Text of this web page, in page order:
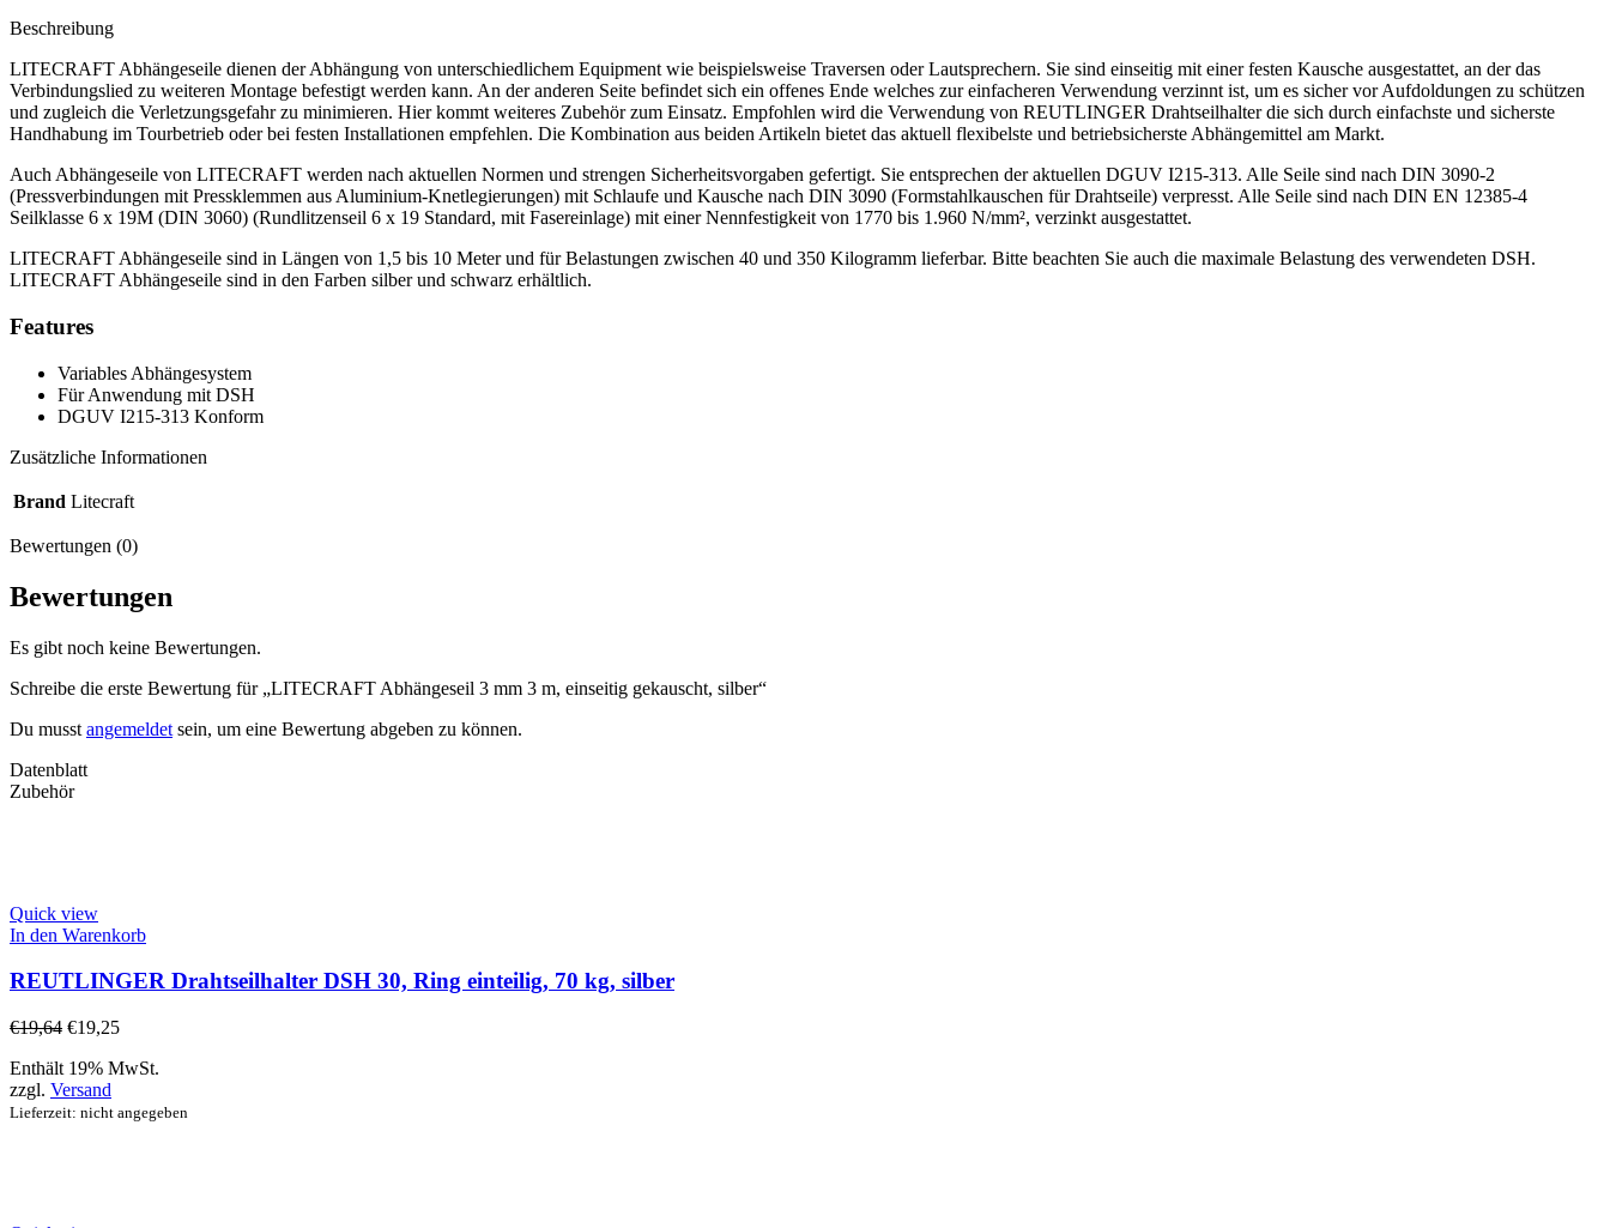
Beschreibung
LITECRAFT Abhängeseile dienen der Abhängung von unterschiedlichem Equipment wie beispielsweise Traversen oder Lautsprechern. Sie sind einseitig mit einer festen Kausche ausgestattet, an der das
Verbindungslied zu weiteren Montage befestigt werden kann. An der anderen Seite befindet sich ein offenes Ende welches zur einfacheren Verwendung verzinnt ist, um es sicher vor Aufdoldungen zu schützen
und zugleich die Verletzungsgefahr zu minimieren. Hier kommt weiteres Zubehör zum Einsatz. Empfohlen wird die Verwendung von REUTLINGER Drahtseilhalter die sich durch einfachste und sicherste
Handhabung im Tourbetrieb oder bei festen Installationen empfehlen. Die Kombination aus beiden Artikeln bietet das aktuell flexibelste und betriebsicherste Abhängemittel am Markt.
Auch Abhängeseile von LITECRAFT werden nach aktuellen Normen und strengen Sicherheitsvorgaben gefertigt. Sie entsprechen der aktuellen DGUV I215-313. Alle Seile sind nach DIN 3090-2
(Pressverbindungen mit Pressklemmen aus Aluminium-Knetlegierungen) mit Schlaufe und Kausche nach DIN 3090 (Formstahlkauschen für Drahtseile) verpresst. Alle Seile sind nach DIN EN 12385-4
Seilklasse 6 x 19M (DIN 3060) (Rundlitzenseil 6 x 19 Standard, mit Fasereinlage) mit einer Nennfestigkeit von 1770 bis 1.960 N/mm², verzinkt ausgestattet.
LITECRAFT Abhängeseile sind in Längen von 1,5 bis 10 Meter und für Belastungen zwischen 40 und 350 Kilogramm lieferbar. Bitte beachten Sie auch die maximale Belastung des verwendeten DSH.
LITECRAFT Abhängeseile sind in den Farben silber und schwarz erhältlich.
Features
Variables Abhängesystem
Für Anwendung mit DSH
DGUV I215-313 Konform
Zusätzliche Informationen
Brand Litecraft
Bewertungen (0)
Bewertungen
Es gibt noch keine Bewertungen.
Schreibe die erste Bewertung für „LITECRAFT Abhängeseil 3 mm 3 m, einseitig gekauscht, silber“
Du musst angemeldet sein, um eine Bewertung abgeben zu können.
Datenblatt
Zubehör
Quick view
In den Warenkorb
REUTLINGER Drahtseilhalter DSH 30, Ring einteilig, 70 kg, silber
€19,64 €19,25
Enthält 19% MwSt.
zzgl. Versand
Lieferzeit: nicht angegeben